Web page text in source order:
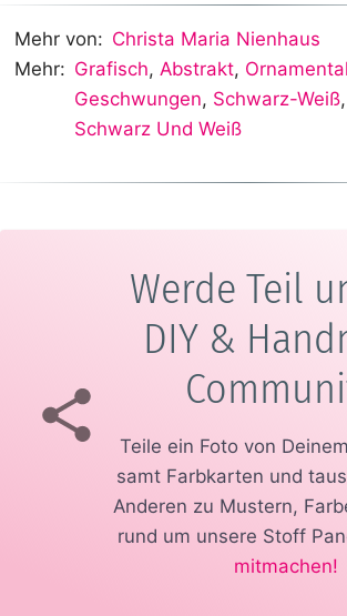
Mehr von: Christa Maria Nienhaus
Mehr: Grafisch,Abstrakt, Ornamental
Geschwungen, Schwarz-Weiß,
Schwarz Und Weiß
Werde Teil
DIY &
Teile ein Foto von
samt Farbkarten und
Anderen zu Mustern,
rund um unsere Stoff
mitmachen!